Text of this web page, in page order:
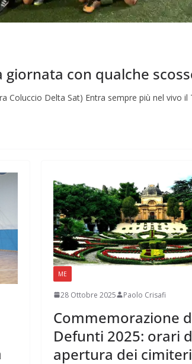
giornata con qualche
Coluccio Delta Sat) Entra sempre più nel vivo il
ME
28 Ottobre 2025 Paolo Crisafi
Commemorazione
Defunti 2025: orari
apertura dei